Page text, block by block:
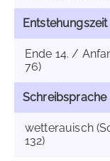
Entstehungszeit
Ende 14. /
76)
Schreibsprache
wetterauisch
132)